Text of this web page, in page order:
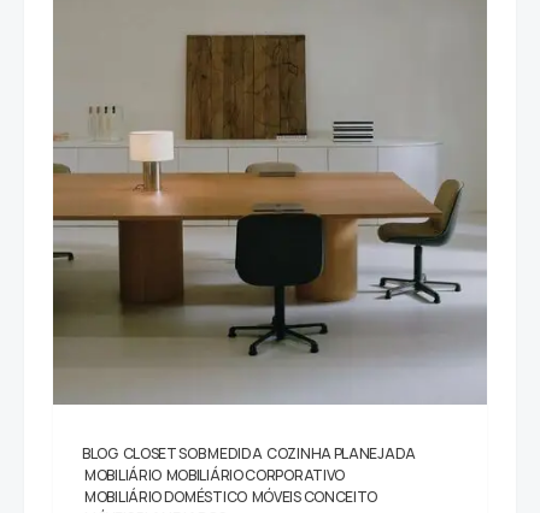
BLOG CLOSET SOB MEDIDA COZINHA PLANEJADA
MOBILIÁRIO MOBILIÁRIO CORPORATIVO
MOBILIÁRIO DOMÉSTICO MÓVEIS CONCEITO